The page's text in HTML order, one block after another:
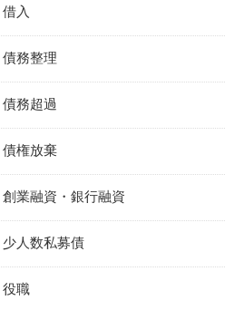
借入
債務整理
債務超過
債権放棄
創業融資・銀行融資
少人数私募債
役職